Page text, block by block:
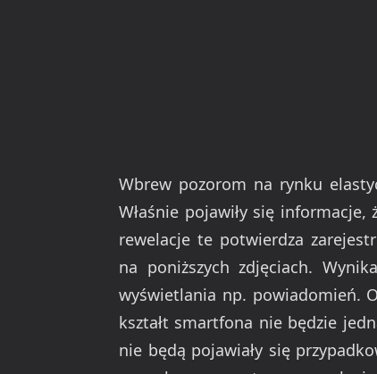
Wbrew pozorom na rynku
Właśnie pojawiły się
rewelacje te potwierdza
na poniższych zdjęciach.
wyświetlania np. powiadomień.
kształt smartfona nie będzie
nie będą pojawiały się